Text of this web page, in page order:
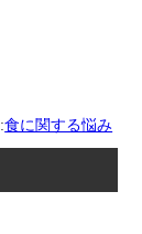
食に関する悩み